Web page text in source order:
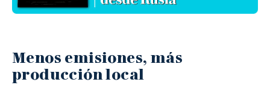
Menos emisiones, más
producción local